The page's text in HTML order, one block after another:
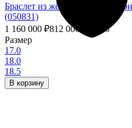
Браслет из жёлтого золота с
(050831)
1 160 000 ₽812 000
- 30%
Размер
17.0
18.0
18.5
В корзину